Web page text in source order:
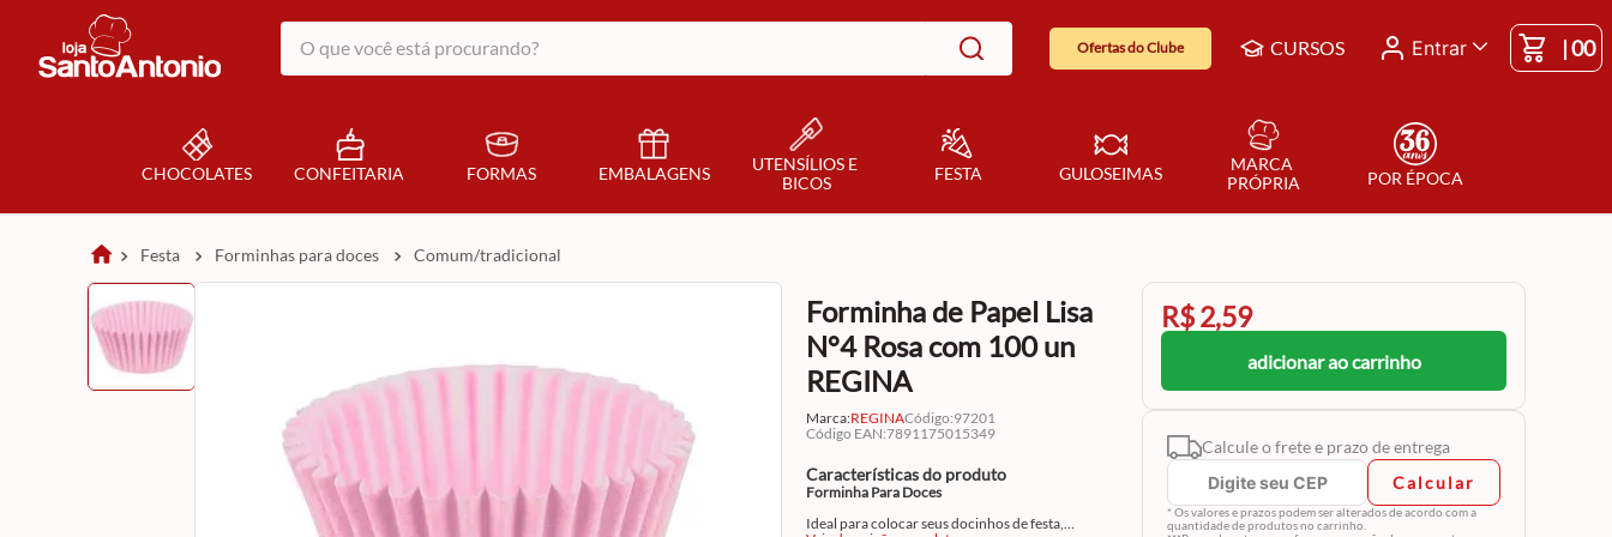
O que você está procurando?
Ofertas do Clube CURSOS Entrar |00
CHOCOLATES CONFEITARIA FORMAS EMBALAGENS
UTENSÍLIOS E
BICOS
FESTA GULOSEIMAS
MARCA
PRÓPRIA
POR ÉPOCA
festa forminhas para doces comum/tradicional
Forminha de Papel Lisa
N°4 Rosa com 100 un
REGINA
Marca:REGINACódigo:97201
Código EAN:7891175015349
Características do produto
Forminha Para Doces
Ideal para colocar seus docinhos de festa,
R$ 2,59
adicionar ao carrinho
Calcule o frete e prazo de entrega
Calcular
* Os valores e prazos podem ser alterados de acordo com a
quantidade de produtos no carrinho.